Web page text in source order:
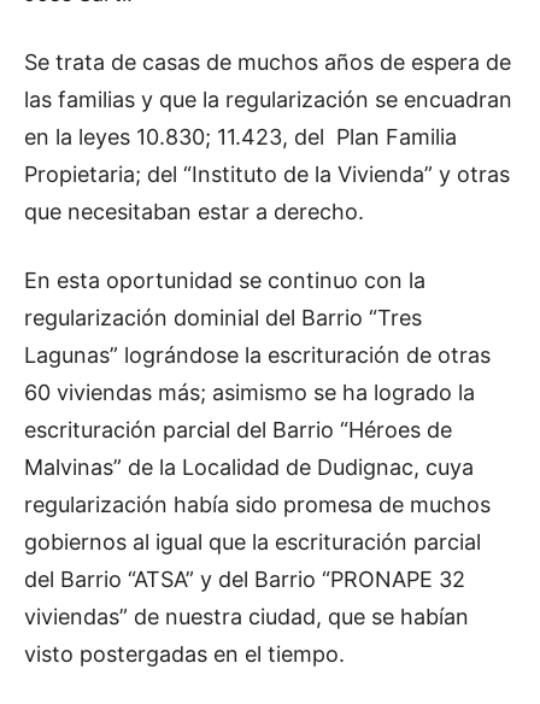
Se trata de casas de muchos años de espera de
las familias y que la regularización se encuadran
en la leyes 10.830; 11.423, del Plan Familia
Propietaria; del “Instituto de la Vivienda” y otras
que necesitaban estar a derecho.
En esta oportunidad se continuo con la
regularización dominial del Barrio “Tres
Lagunas” lográndose la escrituración de otras
60 viviendas más; asimismo se ha logrado la
escrituración parcial del Barrio “Héroes de
Malvinas” de la Localidad de Dudignac, cuya
regularización había sido promesa de muchos
gobiernos al igual que la escrituración parcial
del Barrio “ATSA” y del Barrio “PRONAPE 32
viviendas” de nuestra ciudad, que se habían
visto postergadas en el tiempo.